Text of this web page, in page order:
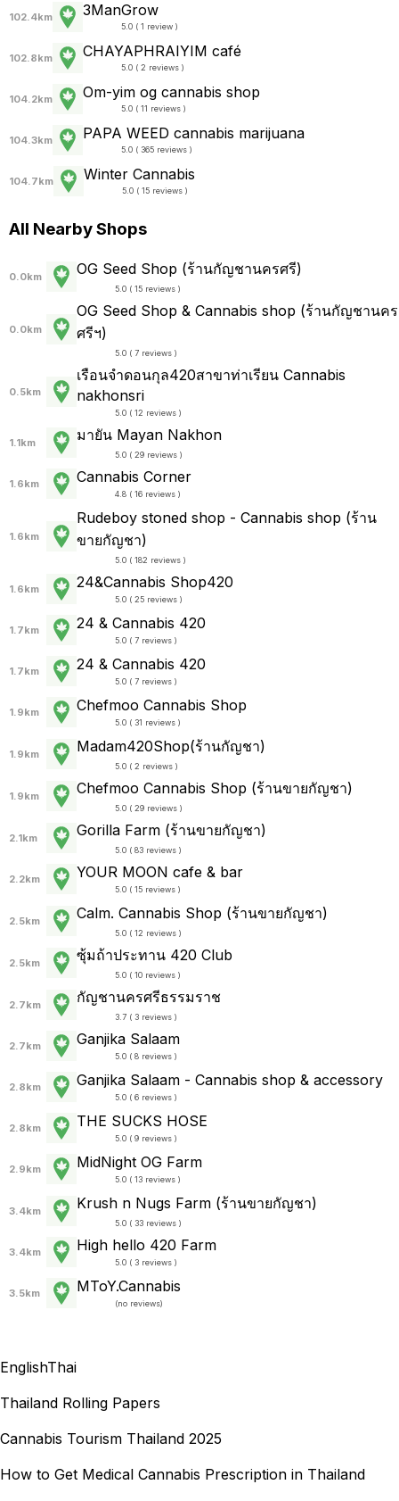
102.4km 3ManGrow
5.0 ( 1 review )
102.8km CHAYAPHRAI​YIM​ ​café
5.0 ( 2 reviews )
104.2km Om-yim og cannabis shop
5.0 ( 11 reviews )
104.3km PAPA WEED cannabis marijuana
5.0 ( 365 reviews )
104.7km Winter Cannabis
5.0 ( 15 reviews )
All Nearby Shops
0.0km OG Seed Shop (ร้านกัญชานครศรี)
5.0 ( 15 reviews )
0.0km
OG Seed Shop & Cannabis shop (ร้านกัญชานคร
ศรีฯ)
5.0 ( 7 reviews )
0.5km
เรือนจำดอนกุล420สาขาท่าเรียน Cannabis
nakhonsri
5.0 ( 12 reviews )
1.1km มายัน Mayan Nakhon
5.0 ( 29 reviews )
1.6km Cannabis Corner
4.8 ( 16 reviews )
1.6km
Rudeboy stoned shop - Cannabis shop (ร้าน
ขายกัญชา)
5.0 ( 182 reviews )
1.6km 24&Cannabis Shop420
5.0 ( 25 reviews )
1.7km 24 & Cannabis 420
5.0 ( 7 reviews )
1.7km 24 & Cannabis 420
5.0 ( 7 reviews )
1.9km Chefmoo Cannabis Shop
5.0 ( 31 reviews )
1.9km Madam420Shop(ร้านกัญชา)
5.0 ( 2 reviews )
1.9km Chefmoo Cannabis Shop (ร้านขายกัญชา)
5.0 ( 29 reviews )
2.1km Gorilla Farm (ร้านขายกัญชา)
5.0 ( 83 reviews )
2.2km YOUR MOON cafe & bar
5.0 ( 15 reviews )
2.5km Calm. Cannabis Shop (ร้านขายกัญชา)
5.0 ( 12 reviews )
2.5km ซุ้มถ้าประทาน 420 Club
5.0 ( 10 reviews )
2.7km กัญชานครศรีธรรมราช
3.7 ( 3 reviews )
2.7km Ganjika Salaam
5.0 ( 8 reviews )
2.8km Ganjika Salaam - Cannabis shop & accessory
5.0 ( 6 reviews )
2.8km THE SUCKS HOSE
5.0 ( 9 reviews )
2.9km MidNight OG Farm
5.0 ( 13 reviews )
3.4km Krush n Nugs Farm (ร้านขายกัญชา)
5.0 ( 33 reviews )
3.4km High hello 420 Farm
5.0 ( 3 reviews )
3.5km MToY.Cannabis
(no reviews)
EnglishThai
Thailand Rolling Papers
Cannabis Tourism Thailand 2025
How to Get Medical Cannabis Prescription in Thailand